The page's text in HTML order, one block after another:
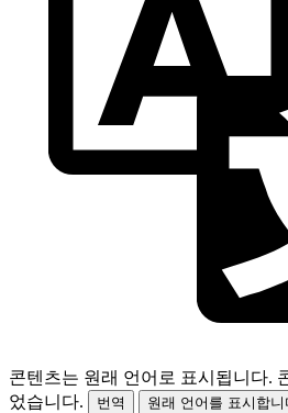
콘텐츠는 원래 언어로 표시됩니다.
었습니다.
번역 원래 언어를 표시합니